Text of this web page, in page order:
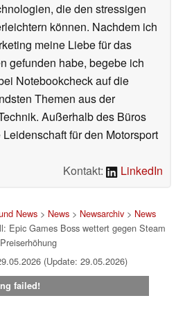
die den stressigen
können. Nachdem ich
meine Liebe für das
gefunden habe, begebe ich
Notebookcheck auf die
Themen aus der
Außerhalb des Büros
für den Motorsport
Kontakt:
LinkedIn
News> News> Newsarchiv> News
Epic Games Boss wettert gegen Steam
(Update: 29.05.2026)
failed!